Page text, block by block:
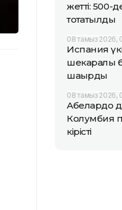
жетті: 500-
тоқтатылды
08 тамыз 2026,
Испания
шекаралық
шақырды
08 тамыз 2026,
Абелардо
Колумбия
кірісті